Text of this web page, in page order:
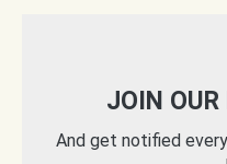
JOIN OUR
And get notified